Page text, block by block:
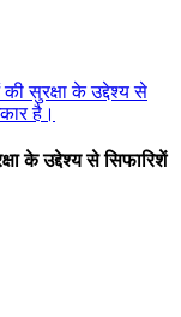
सुरक्षा के उद्देश्य से
है।
के उद्देश्य से सिफारिशें